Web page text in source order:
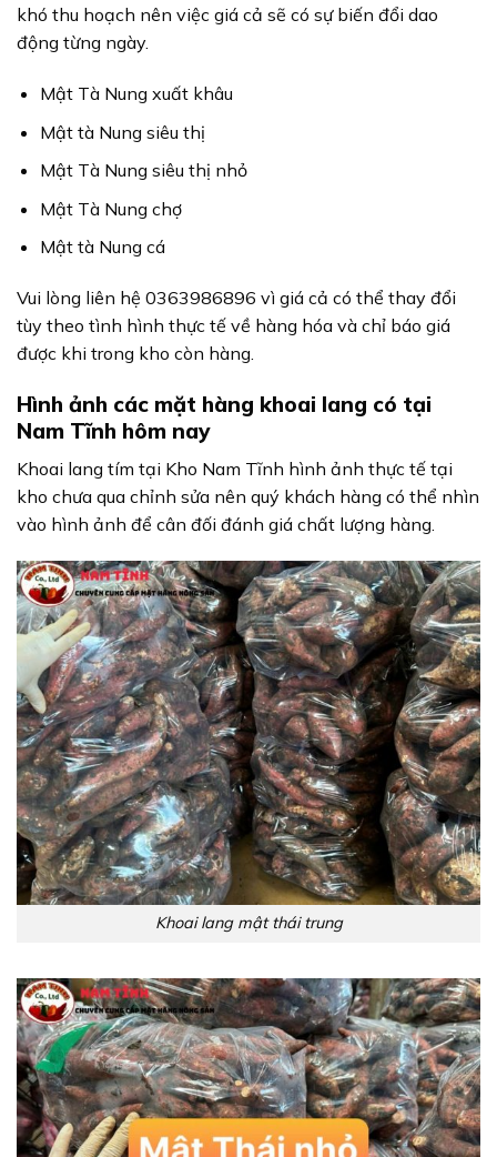
khó thu hoạch nên việc giá cả sẽ có sự biến đổi dao
động từng ngày.
Mật Tà Nung xuất khâu
Mật tà Nung siêu thị
Mật Tà Nung siêu thị nhỏ
Mật Tà Nung chợ
Mật tà Nung cá
Vui lòng liên hệ 0363986896 vì giá cả có thể thay đổi
tùy theo tình hình thực tế về hàng hóa và chỉ báo giá
được khi trong kho còn hàng.
Hình ảnh các mặt hàng khoai lang có tại
Nam Tĩnh hôm nay
Khoai lang tím tại Kho Nam Tĩnh hình ảnh thực tế tại
kho chưa qua chỉnh sửa nên quý khách hàng có thể nhìn
vào hình ảnh để cân đối đánh giá chất lượng hàng.
Khoai lang mật thái trung